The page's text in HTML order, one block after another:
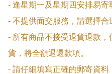
- 逢星期一及星期四安排易寄
- 不提供面交服務，請選擇合
- 所有商品不接受退貨退款
貨，將全額退還款項。
- 請仔細填寫正確的郵寄資